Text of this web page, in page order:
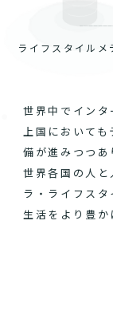
ライフスタイルメ
世界中でイン
上国において
備が進みつつあ
世界各国の人
ラ・ライフス
生活をより豊か